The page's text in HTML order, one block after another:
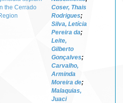
the Cerrado
Coser, Thais
Rodrigues;
Silva, Letícia
Pereira da;
Leite,
Gilberto
Gonçalves;
Carvalho,
Arminda
Moreira de;
Malaquias,
Juaci